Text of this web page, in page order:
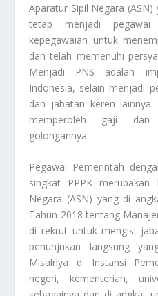
Aparatur Sipil Negara
tetap menjadi
kepegawaian untuk
dan telah memenuhi
Menjadi PNS adalah
Indonesia, selain menjadi
dan jabatan keren
memperoleh gaji dan
golongannya.
Pegawai Pemerintah
singkat PPPK
Negara (ASN) yang di
Tahun 2018 tentang
di rekrut untuk mengisi
penunjukan langsung
Misalnya di Instansi
negeri, kementerian,